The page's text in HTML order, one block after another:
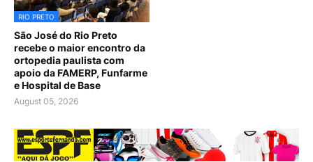
RIO PRETO
São José do Rio Preto
recebe o maior encontro da
ortopedia paulista com
apoio da FAMERP, Funfarme
e Hospital de Base
August 05, 2026